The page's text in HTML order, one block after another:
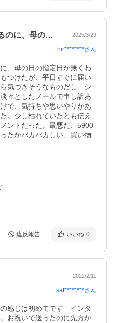
母の日対応と説明書があるのに、母の日の… 2025/3/29
hir********さん
、母の日の指定日が無くわ
つけたが、平日すぐに届い
気づきそうなものだし、シ
々としたメールで申し訳あ
で、気持ちや思いやりがあ
。少し枯れていたとも伝え
ントだった。最悪だ、5900
たがバカバカしい、買い物
違反報告 いいね 0
2022/2/11
sat********さん
感じは初めてです　インタ
お祝いで送ったのに先方か